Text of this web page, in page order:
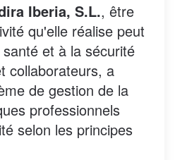
Iberia, S.L., être
qu'elle réalise peut
et à la sécurité
collaborateurs, a
de gestion de la
professionnels
selon les principes